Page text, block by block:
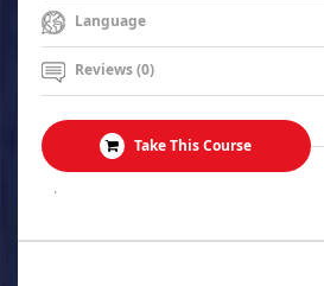
Language
Reviews (0)
Take This Course
.